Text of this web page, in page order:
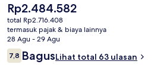
Harga
saat
ini
Rp2.484.582
Rp2.484.582
total Rp2.716.408
termasuk pajak & biaya lainnya
28 Agu - 29 Agu
Ulasan
7,87,8 dari 10
BagusLihat total 63 ulasan